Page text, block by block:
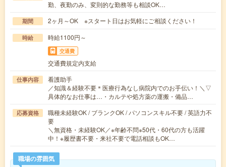
勤、夜勤のみ、変則的な勤務等も相談OK…
期間 2ヶ月～OK ※スタート日はお気軽にご相談ください！
時給 時給1100円～
交通費
交通費規定内支給
仕事内容
看護助手
／知識＆経験不要＊医療行為なし病院内でのお手伝い！＼▽
具体的なお仕事は…・カルテや処方薬の運搬・備品…
応募資格
職種未経験OK / ブランクOK / パソコンスキル不要 / 英語力不
要
＼無資格・未経験OK／※年齢不問※50代・60代の方も活躍
中！※履歴書不要・来社不要で電話相談もOK…
職場の雰囲気